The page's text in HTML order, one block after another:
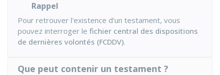
Rappel
Pour retrouver l'existence d'un testament, vous
pouvez interroger le fichier central des dispositions
de dernières volontés (FCDDV).
Que peut contenir un testament ?